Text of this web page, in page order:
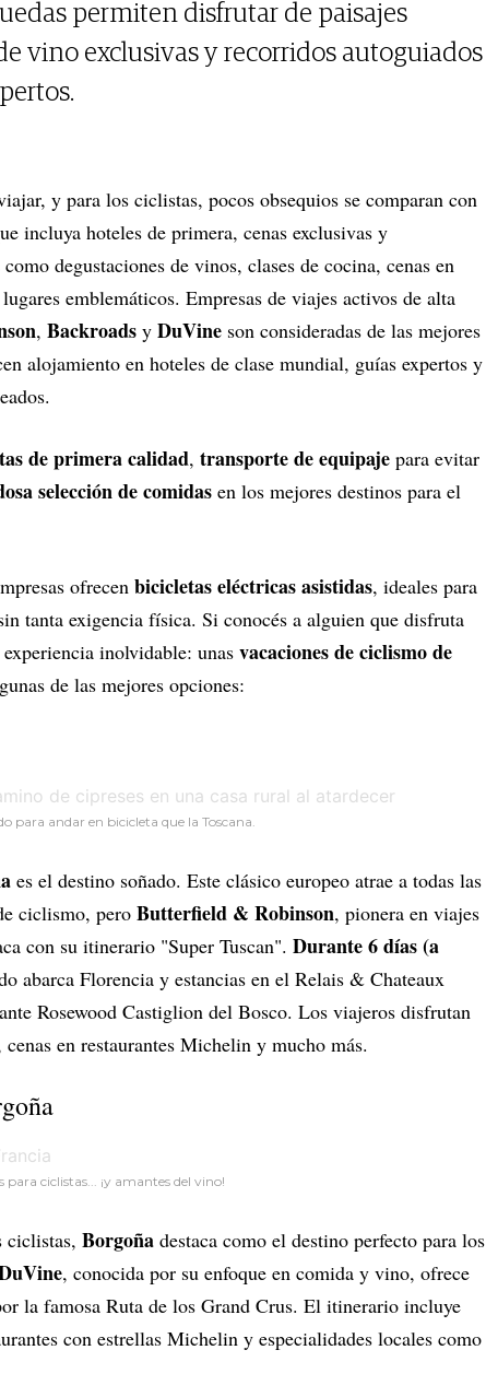
permiten disfrutar de paisajes
vino exclusivas y recorridos autoguiados
y para los ciclistas, pocos obsequios se comparan con
incluya hoteles de primera, cenas exclusivas y
degustaciones de vinos, clases de cocina, cenas en
emblemáticos. Empresas de viajes activos de alta
, Backroads y DuVine son consideradas de las mejores
alojamiento en hoteles de clase mundial, guías expertos y
de primera calidad, transporte de equipaje para evitar
selección de comidas en los mejores destinos para el
ofrecen bicicletas eléctricas asistidas, ideales para
tanta exigencia física. Si conocés a alguien que disfruta
inolvidable: unas vacaciones de ciclismo de
de las mejores opciones:
para andar en bicicleta que la Toscana.
es el destino soñado. Este clásico europeo atrae a todas las
ciclismo, pero Butterfield & Robinson, pionera en viajes
con su itinerario "Super Tuscan". Durante 6 días (a
abarca Florencia y estancias en el Relais & Chateaux
Rosewood Castiglion del Bosco. Los viajeros disfrutan
en restaurantes Michelin y mucho más.
ciclistas... ¡y amantes del vino!
ciclistas, Borgoña destaca como el destino perfecto para los
, conocida por su enfoque en comida y vino, ofrece
la famosa Ruta de los Grand Crus. El itinerario incluye
con estrellas Michelin y especialidades locales como